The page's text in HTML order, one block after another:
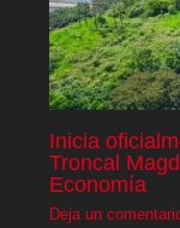
Inicia
Troncal
Economía
Deja un